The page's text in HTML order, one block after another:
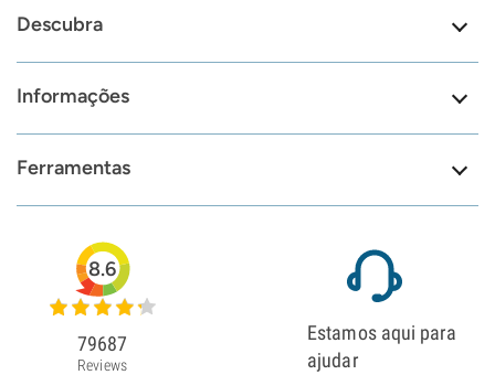
Descubra
Informações
Ferramentas
8.6
79687
Reviews
Estamos aqui para
ajudar